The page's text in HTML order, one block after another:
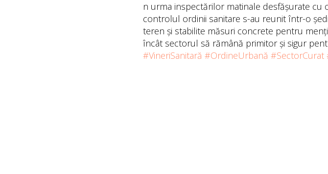
n urma inspectărilor matinale desfășurate cu
controlul ordinii sanitare s-au reunit într-o
teren și stabilite măsuri concrete pentru
încât sectorul să rămână primitor și sigur
#VineriSanitară #OrdineUrbană #SectorCurat